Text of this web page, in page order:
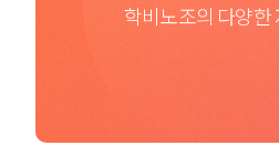
학비노조의 다양한